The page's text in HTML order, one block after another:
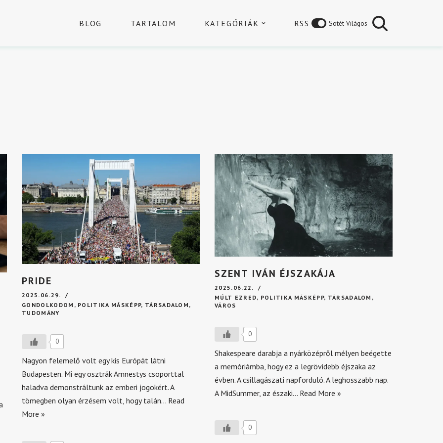
BLOG TARTALOM KATEGÓRIÁK RSS Sötét Világos
PRIDE
2025.06.29.
GONDOLKODOM , POLITIKA MÁSKÉPP, TÁRSADALOM ,
TUDOMÁNY
0
Nagyon felemelő volt egy kis Európát látni
Budapesten. Mi egy osztrák Amnestys csoporttal
haladva demonstráltunk az emberi jogokért. A
tömegben olyan érzésem volt, hogy talán… Read
More »
SZENT IVÁN ÉJSZAKÁJA
2025.06.22.
MÚLT EZRED, POLITIKA MÁSKÉPP, TÁRSADALOM ,
VÁROS
0
Shakespeare darabja a nyárközépről mélyen beégette
a memóriámba, hogy ez a legrövidebb éjszaka az
évben. A csillagászati napforduló. A leghosszabb nap.
A MidSummer, az északi… Read More »
0